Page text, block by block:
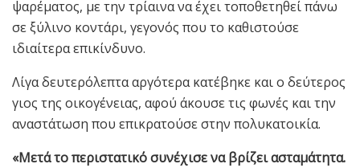
ψαρέματος, με την τρίαινα να έχει τοποθετηθεί πάνω
σε ξύλινο κοντάρι, γεγονός που το καθιστούσε
ιδιαίτερα επικίνδυνο.
Λίγα δευτερόλεπτα αργότερα κατέβηκε και ο δεύτερος
γιος της οικογένειας, αφού άκουσε τις φωνές και την
αναστάτωση που επικρατούσε στην πολυκατοικία.
«Μετά το περιστατικό συνέχισε να βρίζει ασταμάτητα.